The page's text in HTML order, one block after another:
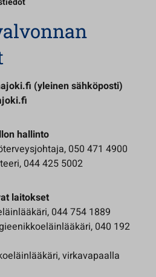
(yleinen sähköposti)
hallinto
050 471 4900
044 425 5002
laitokset
044 754 1889
040 192
virkavapaalla